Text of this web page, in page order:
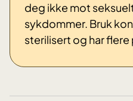
deg ikke mot
sykdommer. Bruk
sterilisert og har flere